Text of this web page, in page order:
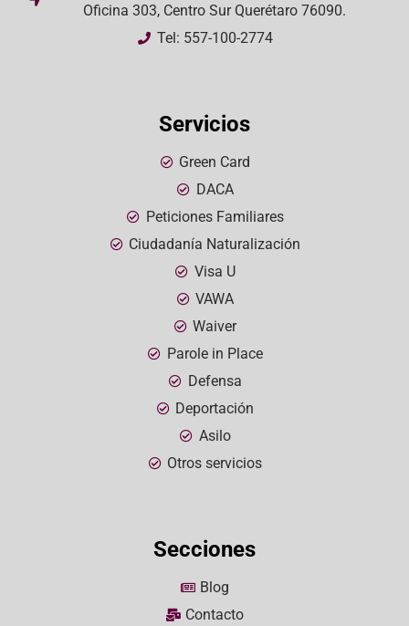
Oficina 303, Centro Sur Querétaro 76090.
Tel: 557-100-2774
Servicios
Green Card
DACA
Peticiones Familiares
Ciudadanía Naturalización
Visa U
VAWA
Waiver
Parole in Place
Defensa
Deportación
Asilo
Otros servicios
Secciones
Blog
Contacto